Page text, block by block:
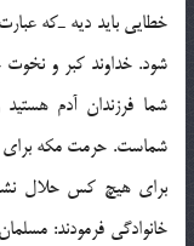
خطایی باید دیه ـ‌كه
شود. خداوند كبر و نخوت
شما فرزندان آدم
شماست. حرمت مكه
برای هیچ كس حلال
خانوادگی فرمودند: